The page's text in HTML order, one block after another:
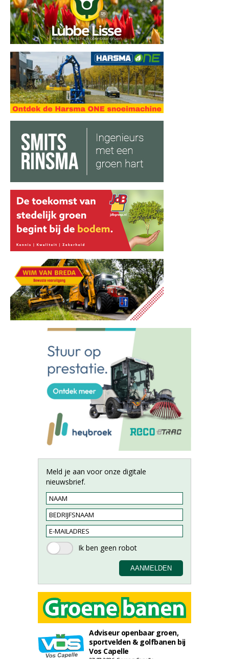
Meld je aan voor onze digitale
nieuwsbrief.
Adviseur openbaar groen,
sportvelden & golfbanen bij
Vos Capelle